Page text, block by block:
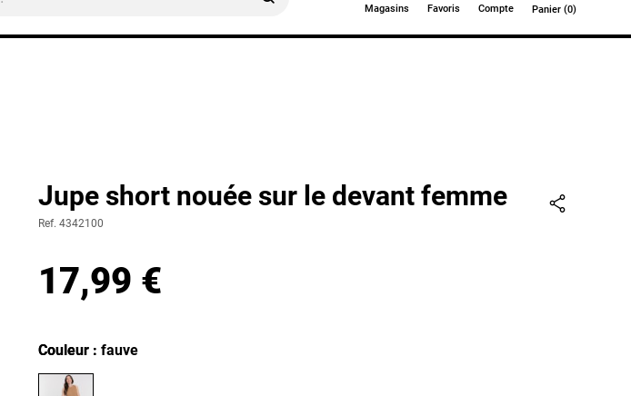
Magasins Favoris Compte Panier (0)
Jupe short nouée sur le devant femme
Ref. 4342100
17,99 €
Couleur
Couleur : fauve